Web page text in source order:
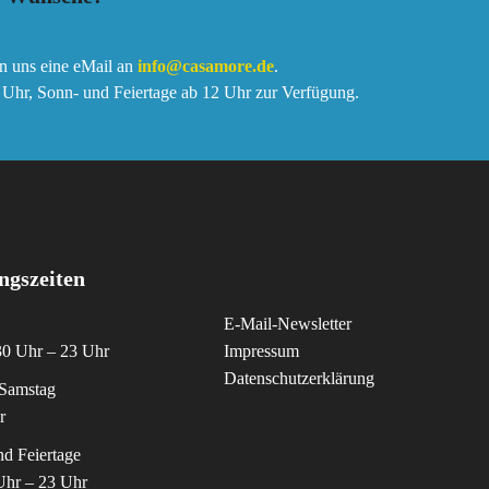
uns eine eMail an info@casamore.de.
Sonn- und Feiertage ab 12 Uhr zur Verfügung.
Uhr – 23 Uhr
Feiertage
– 23 Uhr
E-Mail-Newsletter
Impressum
Datenschutzerklärung